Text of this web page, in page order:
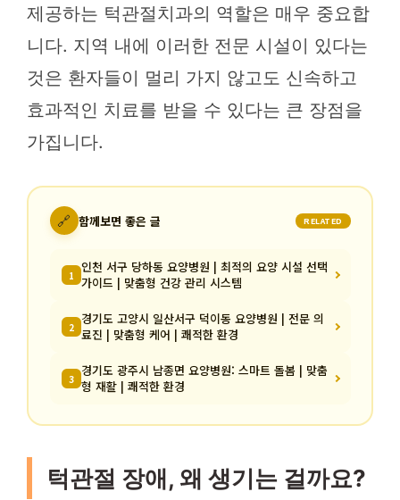
제공하는 턱관절치과의 역할은 매우 중요합
니다. 지역 내에 이러한 전문 시설이 있다는
것은 환자들이 멀리 가지 않고도 신속하고
효과적인 치료를 받을 수 있다는 큰 장점을
가집니다.
🔗 함께보면 좋은 글 RELATED
1 인천 서구 당하동 요양병원 | 최적의 요양 시설 선택
가이드 | 맞춤형 건강 관리 시스템
2 경기도 고양시 일산서구 덕이동 요양병원 | 전문 의
료진 | 맞춤형 케어 | 쾌적한 환경
3 경기도 광주시 남종면 요양병원: 스마트 돌봄 | 맞춤
형 재활 | 쾌적한 환경
턱관절 장애, 왜 생기는 걸까요?